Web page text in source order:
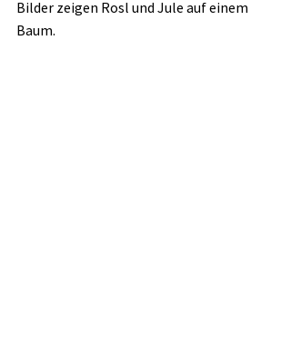
Bilder zeigen Rosl und Jule auf einem
Baum.